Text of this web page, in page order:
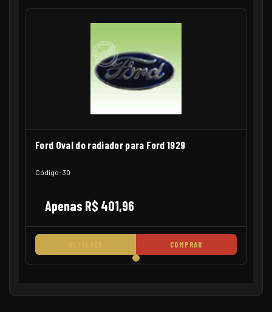
Ford Oval do radiador para Ford 1929
Código: 30
Apenas R$ 401,96
COMPRAR